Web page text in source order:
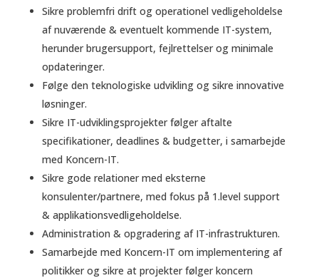
Sikre problemfri drift og operationel vedligeholdelse
af nuværende & eventuelt kommende IT-system,
herunder brugersupport, fejlrettelser og minimale
opdateringer.
Følge den teknologiske udvikling og sikre innovative
løsninger.
Sikre IT-udviklingsprojekter følger aftalte
specifikationer, deadlines & budgetter, i samarbejde
med Koncern-IT.
Sikre gode relationer med eksterne
konsulenter/partnere, med fokus på 1.level support
& applikationsvedligeholdelse.
Administration & opgradering af IT-infrastrukturen.
Samarbejde med Koncern-IT om implementering af
politikker og sikre at projekter følger koncern